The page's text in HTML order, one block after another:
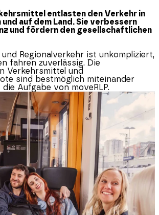
entlasten den Verkehr in
auf dem Land. Sie verbessern
und fördern den gesellschaftlichen
Regionalverkehr ist unkompliziert,
fahren zuverlässig. Die
Verkehrsmittel und
sind bestmöglich miteinander
Aufgabe von moveRLP.